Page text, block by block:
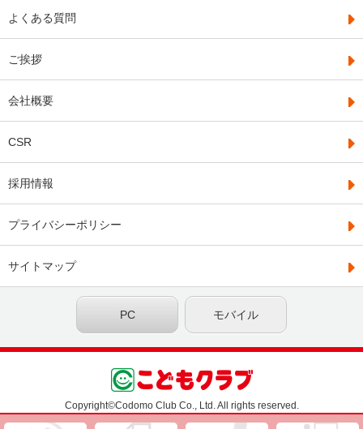
よくある質問
ご挨拶
会社概要
CSR
採用情報
プライバシーポリシー
サイトマップ
Copyright©Codomo Club Co., Ltd. All rights reserved.
モバイル
PC